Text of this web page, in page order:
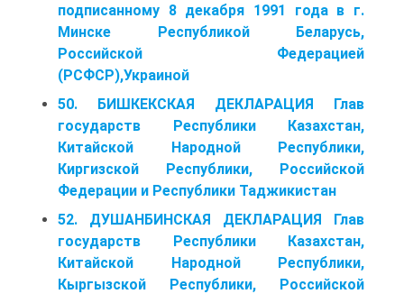
подписанному 8 декабря 1991 года в г.
Минске Республикой Беларусь,
Российской Федерацией
(РСФСР),Украиной
50. БИШКЕКСКАЯ ДЕКЛАРАЦИЯ Глав
государств Республики Казахстан,
Китайской Народной Республики,
Киргизской Республики, Российской
Федерации и Республики Таджикистан
52. ДУШАНБИНСКАЯ ДЕКЛАРАЦИЯ Глав
государств Республики Казахстан,
Китайской Народной Республики,
Кыргызской Республики, Российской